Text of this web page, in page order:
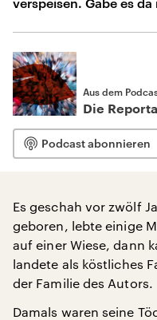
Aus dem
Die
Podcast abonnieren
Es geschah vor zwölf
geboren, lebte einige
auf einer Wiese, dann
landete als köstliches
der Familie des Autors.
Damals waren seine